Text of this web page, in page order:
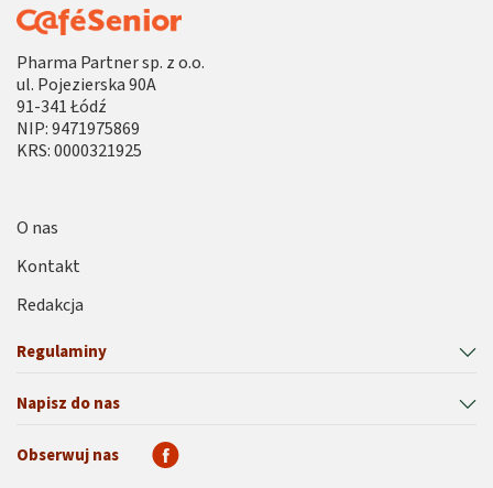
podeszłym wieku. Trzeba dobrze poznać przyczyny i
objawy demencji starczej, by zrozumieć przebieg i
etapy tej podstępnej choroby. To samo dotyczy
chorych na Alzheimera.
Jak opiekować się osobami dotkniętymi chorobami
artykułach.
Pharma Partner sp. z o.o.
ul. Pojezierska 90A
91-341 Łódź
NIP: 9471975869
KRS: 0000321925
Regulaminy
Napisz do nas
O nas
Kontakt
Redakcja
Obserwuj nas